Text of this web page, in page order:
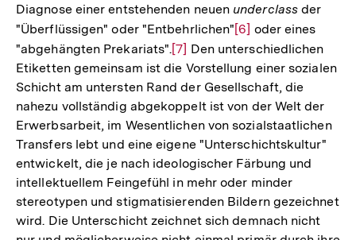
Diagnose einer entstehenden neuen underclassder
"Überflüssigen" oder "Entbehrlichen"Zur
Auflösung
der
Fußnote
[6] oder eines
"abgehängten Prekariats".Zur
Auflösung
der
Fußnote
[7] Den unterschiedlichen
Etiketten gemeinsam ist die Vorstellung einer sozialen
Schicht am untersten Rand der Gesellschaft, die
nahezu vollständig abgekoppelt ist von der Welt der
Erwerbsarbeit, im Wesentlichen von sozialstaatlichen
Transfers lebt und eine eigene "Unterschichtskultur"
entwickelt, die je nach ideologischer Färbung und
intellektuellem Feingefühl in mehr oder minder
stereotypen und stigmatisierenden Bildern gezeichnet
wird. Die Unterschicht zeichnet sich demnach nicht